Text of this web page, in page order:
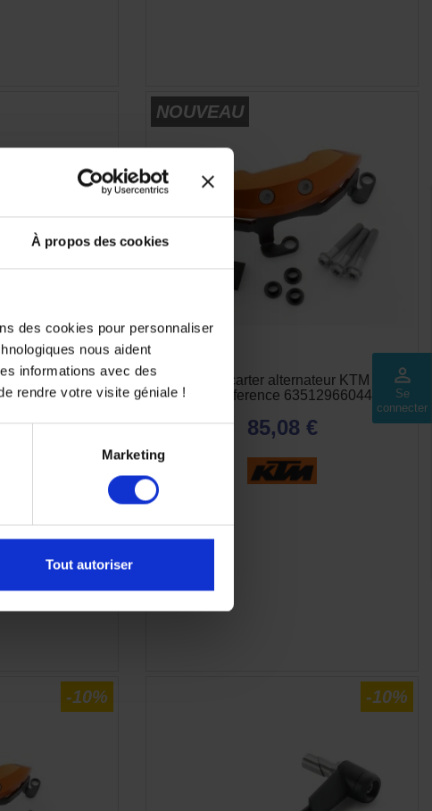
À propos des cookies
des cookies pour personnaliser
nous aident
informations avec des
rendre votre visite géniale !
Marketing
Tout autoriser
perm_identity
Se
connecter
KTM pour
Duke
€
NOUVEAU
Protection carter alternateur KTM 790 /
890 reference 63512966044
85,08 €
-10% -10%